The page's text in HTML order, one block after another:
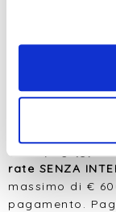
clicca sul
avverrà solo
il trasferimento
rate SENZA
massimo di €
pagamento.